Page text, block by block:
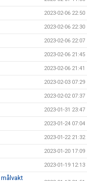
2023-02-06 22:50
2023-02-06 22:30
2023-02-06 22:07
2023-02-06 21:45
2023-02-06 21:41
2023-02-03 07:29
2023-02-02 07:37
2023-01-31 23:47
2023-01-24 07:04
2023-01-22 21:32
2023-01-20 17:09
2023-01-19 12:13